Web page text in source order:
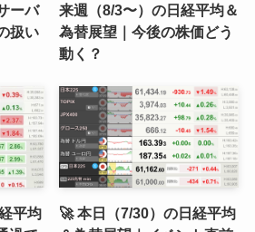
ーバ
扱い
来週（8/3〜）の日経平均＆
為替展望｜今後の株価どう
動く？
平均
🚀 本日（7/30）の日経平均